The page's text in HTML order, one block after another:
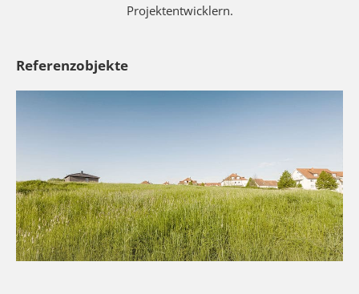
Projektentwicklern.
Referenzobjekte